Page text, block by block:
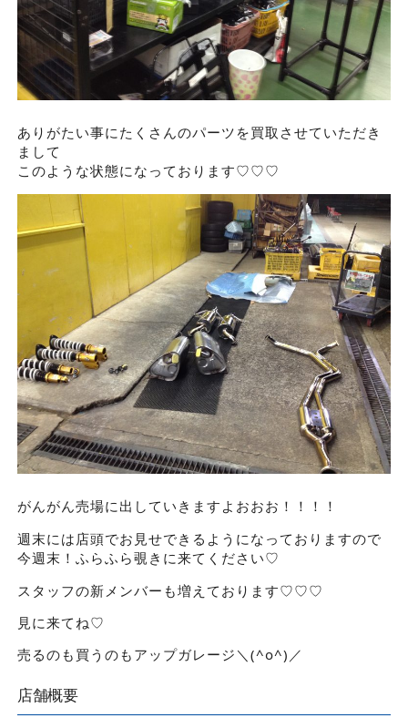
ありがたい事にたくさんのパーツを買取させていただき
まして
このような状態になっております♡♡♡
がんがん売場に出していきますよおおお！！！！
週末には店頭でお見せできるようになっておりますので
今週末！ふらふら覗きに来てください♡
スタッフの新メンバーも増えております♡♡♡
見に来てね♡
売るのも買うのもアップガレージ＼(^o^)／
店舗概要